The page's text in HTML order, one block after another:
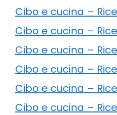
Cibo e cucina –
Cibo e cucina –
Cibo e cucina –
Cibo e cucina –
Cibo e cucina –
Cibo e cucina –